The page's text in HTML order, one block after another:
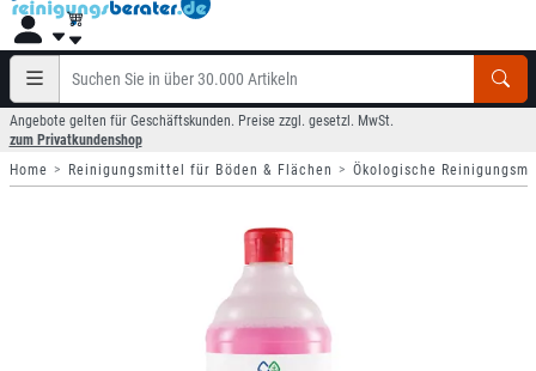
Angebote gelten für Geschäftskunden. Preise zzgl. gesetzl. MwSt.
zum Privatkundenshop
Home
Reinigungsmittel für Böden & Flächen Ökologische